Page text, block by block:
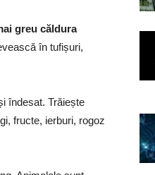
greu căldura
în tufișuri,
îndesat. Trăiește
fructe, ierburi, rogoz